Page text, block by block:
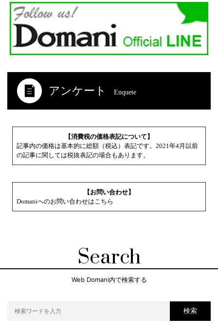
アンケート Enquete
【消費税の価格表記について】
記事内の価格は基本的に総額（税込）表記です。2021年4月以前
の記事に関しては税抜表記の場合もあります。
【お問い合わせ】
Domaniへのお問い合わせはこちら
Search
Web Domani内で検索する
検索